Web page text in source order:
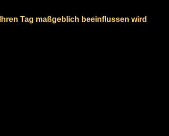
Tag maßgeblich beeinflussen wird